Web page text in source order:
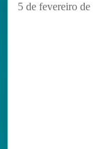
5 de fevereiro de